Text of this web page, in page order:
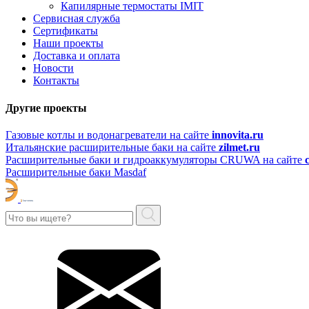
Капилярные термостаты IMIT
Сервисная служба
Сертификаты
Наши проекты
Доставка и оплата
Новости
Контакты
Другие проекты
Газовые котлы и водонагреватели на сайте innovita.ru
Итальянские расширительные баки на сайте zilmet.ru
Расширительные баки и гидроаккумуляторы CRUWA на сайте
Расширительные баки Masdaf